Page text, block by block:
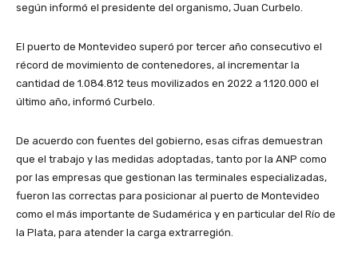
según informó el presidente del organismo, Juan Curbelo.
El puerto de Montevideo superó por tercer año consecutivo el
récord de movimiento de contenedores, al incrementar la
cantidad de 1.084.812 teus movilizados en 2022 a 1.120.000 el
último año, informó Curbelo.
De acuerdo con fuentes del gobierno, esas cifras demuestran
que el trabajo y las medidas adoptadas, tanto por la ANP como
por las empresas que gestionan las terminales especializadas,
fueron las correctas para posicionar al puerto de Montevideo
como el más importante de Sudamérica y en particular del Río de
la Plata, para atender la carga extrarregión.